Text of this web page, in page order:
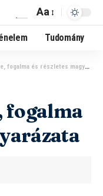
Aa
Tudomány
és részletes magyarázata
fogalma